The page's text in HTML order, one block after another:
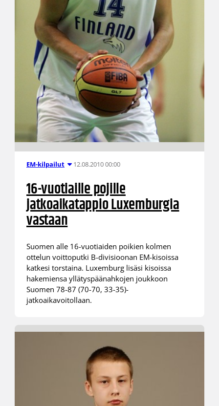
EM-kilpailut 12.08.2010 00:00
16-vuotiaille pojille
jatkoaikatappio Luxemburgia
vastaan
Suomen alle 16-vuotiaiden poikien kolmen
ottelun voittoputki B-divisioonan EM-kisoissa
katkesi torstaina. Luxemburg lisäsi kisoissa
hakemiensa yllätyspäänahkojen joukkoon
Suomen 78-87 (70-70, 33-35)-
jatkoaikavoitollaan.